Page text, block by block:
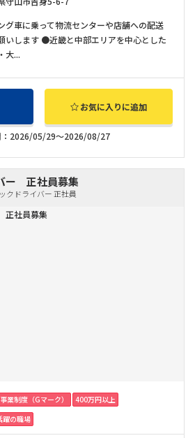
グ車に乗って物流センターや店舗への配送
いします ●近畿と中部エリアを中心とした
大...
お気に入りに追加
：2026/05/29～2026/08/27
ー 正社員募集
クドライバー 正社員
業制度（Gマーク）
400万円以上
躍の職場